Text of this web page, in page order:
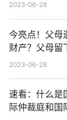
2023-06-28
今亮点！父母
财产？父母留
同财产吗?
2023-06-28
速看：什么是
际仲裁庭和国